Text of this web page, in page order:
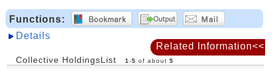
Functions:
Details
Collective HoldingsList 1 -5 of about 5
Related Information<<